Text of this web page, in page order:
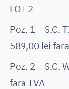
LOT 2
Poz. 1 – S.C.
589,00 lei
Poz. 2 – S.C.
fara TVA